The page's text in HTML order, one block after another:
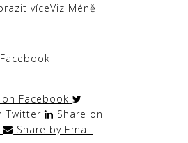
víceViz Méně
on Facebook
Twitter
Share on
Share by Email